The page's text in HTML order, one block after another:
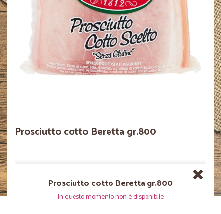
Prosciutto cotto Beretta gr.800
Prosciutto cotto Beretta gr.800
In questo momento non è disponibile